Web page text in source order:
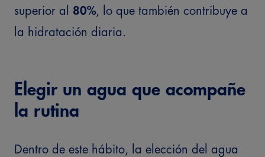
superior al 80%, lo que también contribuye a
la hidratación diaria.
Elegir un agua que acompañe
la rutina
Dentro de este hábito, la elección del agua